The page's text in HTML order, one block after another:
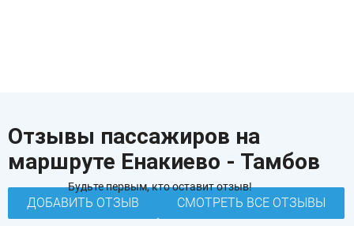
Отзывы пассажиров на
маршруте Енакиево - Тамбов
Будьте первым, кто оставит отзыв!
ДОБАВИТЬ ОТЗЫВ СМОТРЕТЬ ВСЕ ОТЗЫВЫ